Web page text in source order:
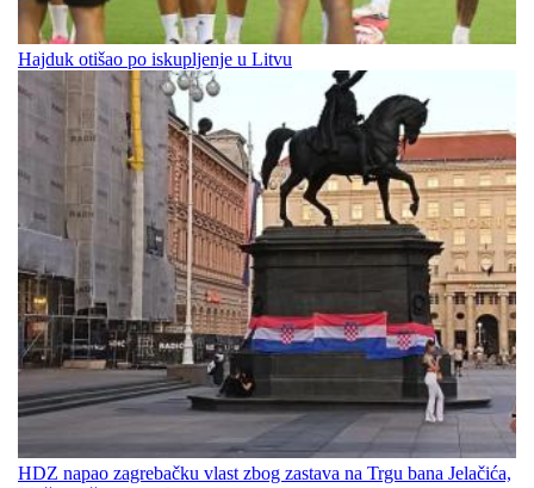
Hajduk otišao po iskupljenje u Litvu
HDZ napao zagrebačku vlast zbog zastava na Trgu bana Jelačića,